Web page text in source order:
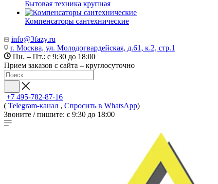
Бытовая техника крупная
Компенсаторы сантехнические
info@3fazy.ru
г. Москва, ул. Молодогвардейская, д.61, к.2, стр.1
Пн. – Пт.: с 9:30 до 18:00
Прием заказов с сайта – круглосуточно
+7 495-782-87-16
( Telegram-канал , Спросить в WhatsApp)
Звоните / пишите: с 9:30 до 18:00